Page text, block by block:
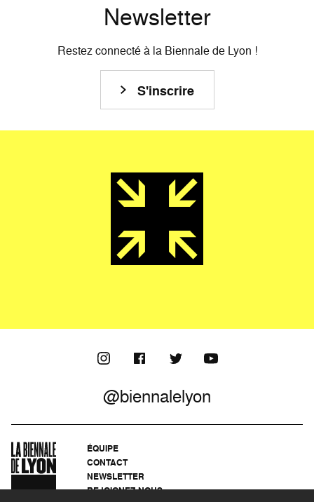
Newsletter
Restez connecté à la Biennale de Lyon !
S'inscrire
@biennalelyon
ÉQUIPE
CONTACT
NEWSLETTER
REJOIGNEZ-NOUS